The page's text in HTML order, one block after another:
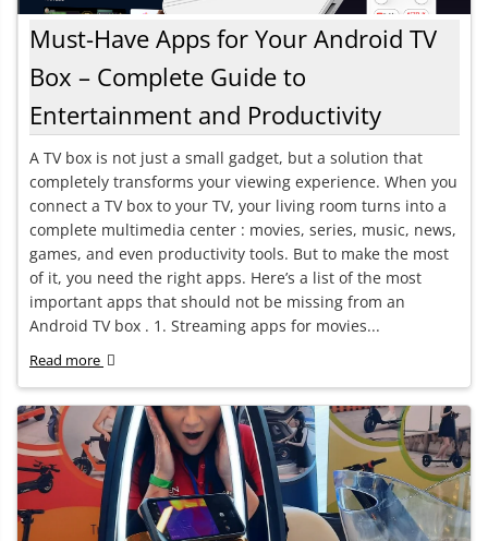
Must-Have Apps for Your Android TV
Box – Complete Guide to
Entertainment and Productivity
A TV box is not just a small gadget, but a solution that
completely transforms your viewing experience. When you
connect a TV box to your TV, your living room turns into a
complete multimedia center : movies, series, music, news,
games, and even productivity tools. But to make the most
of it, you need the right apps. Here’s a list of the most
important apps that should not be missing from an
Android TV box . 1. Streaming apps for movies...
Read more